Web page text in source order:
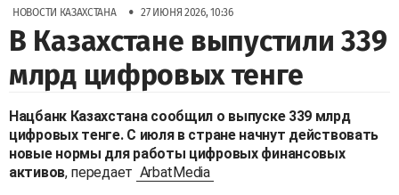
НОВОСТИ КАЗАХСТАНА • 27 ИЮНЯ 2026, 10:36
В Казахстане выпустили 339
млрд цифровых тенге
Нацбанк Казахстана сообщил о выпуске 339 млрд
цифровых тенге. С июля в стране начнут действовать
новые нормы для работы цифровых финансовых
активов, передает ArbatMedia